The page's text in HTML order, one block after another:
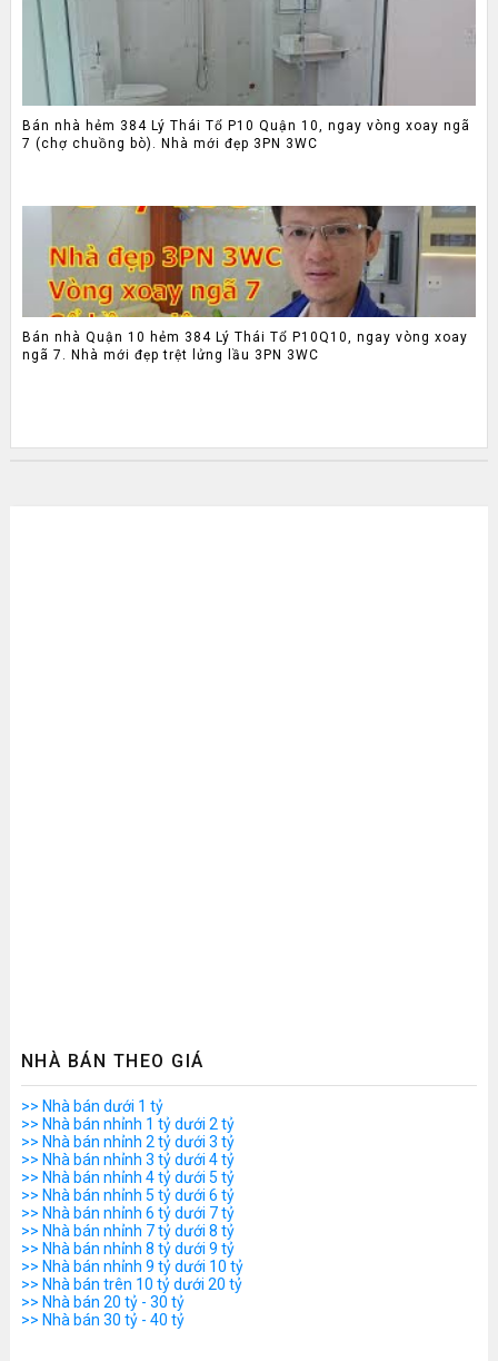
Bán nhà hẻm 384 Lý Thái Tổ P10 Quận 10, ngay vòng xoay ngã
7 (chợ chuồng bò). Nhà mới đẹp 3PN 3WC
Bán nhà Quận 10 hẻm 384 Lý Thái Tổ P10Q10, ngay vòng xoay
ngã 7. Nhà mới đẹp trệt lửng lầu 3PN 3WC
NHÀ BÁN THEO GIÁ
>> Nhà bán dưới 1 tỷ
>> Nhà bán nhỉnh 1 tỷ dưới 2 tỷ
>> Nhà bán nhỉnh 2 tỷ dưới 3 tỷ
>> Nhà bán nhỉnh 3 tỷ dưới 4 tỷ
>> Nhà bán nhỉnh 4 tỷ dưới 5 tỷ
>> Nhà bán nhỉnh 5 tỷ dưới 6 tỷ
>> Nhà bán nhỉnh 6 tỷ dưới 7 tỷ
>> Nhà bán nhỉnh 7 tỷ dưới 8 tỷ
>> Nhà bán nhỉnh 8 tỷ dưới 9 tỷ
>> Nhà bán nhỉnh 9 tỷ dưới 10 tỷ
>> Nhà bán trên 10 tỷ dưới 20 tỷ
>> Nhà bán 20 tỷ - 30 tỷ
>> Nhà bán 30 tỷ - 40 tỷ